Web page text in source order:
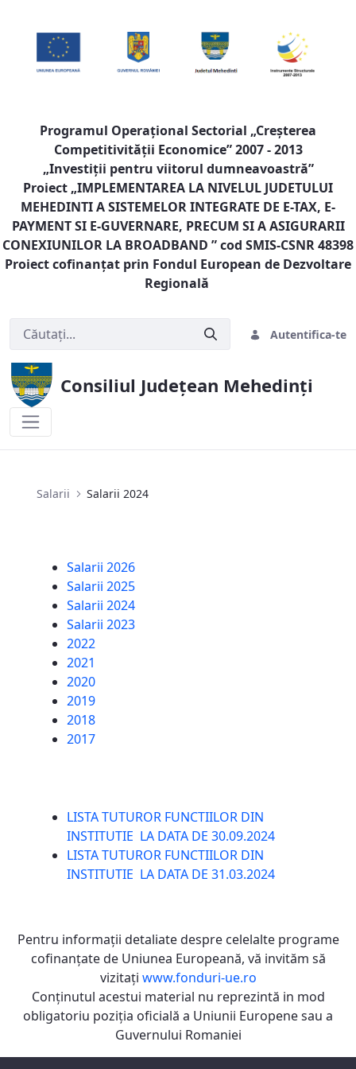
Programul Operaţional Sectorial „Creşterea
Competitivităţii Economice” 2007 - 2013
„Investiţii pentru viitorul dumneavoastră”
Proiect „IMPLEMENTAREA LA NIVELUL JUDETULUI
MEHEDINTI A SISTEMELOR INTEGRATE DE E-TAX, E-
PAYMENT SI E-GUVERNARE, PRECUM SI A ASIGURARII
CONEXIUNILOR LA BROADBAND ” cod SMIS-CSNR 48398
Proiect cofinanţat prin Fondul European de Dezvoltare
Regională
Autentifica-te
Consiliul Județean Mehedinți
Salarii Salarii 2024
Salarii 2026
Salarii 2025
Salarii 2024
Salarii 2023
2022
2021
2020
2019
2018
2017
LISTA TUTUROR FUNCTIILOR DIN
INSTITUTIE LA DATA DE 30.09.2024
LISTA TUTUROR FUNCTIILOR DIN
INSTITUTIE LA DATA DE 31.03.2024
Pentru informaţii detaliate despre celelalte programe
cofinanţate de Uniunea Europeană, vă invităm să
vizitaţi www.fonduri-ue.ro
Conţinutul acestui material nu reprezintă in mod
obligatoriu poziţia oficială a Uniunii Europene sau a
Guvernului Romaniei